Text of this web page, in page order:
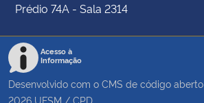
Prédio 74A - Sala 2314
Acesso à
Informação
Desenvolvido com o CMS de código aberto
2026 UFSM / CPD